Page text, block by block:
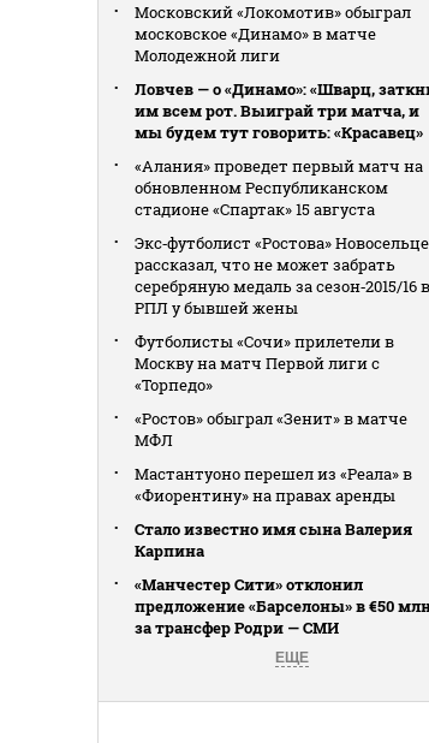
Московский «Локомотив» обыграл
московское «Динамо» в матче
Молодежной лиги
Ловчев — о «Динамо»: «Шварц,
им всем рот. Выиграй три матча, и
мы будем тут говорить: «Красавец»
«Алания» проведет первый матч на
обновленном Республиканском
стадионе «Спартак» 15 августа
Экс‑футболист «Ростова»
рассказал, что не может забрать
серебряную медаль за сезон‑2015/16 в
РПЛ у бывшей жены
Футболисты «Сочи» прилетели в
Москву на матч Первой лиги с
«Торпедо»
«Ростов» обыграл «Зенит» в матче
МФЛ
Мастантуоно перешел из «Реала» в
«Фиорентину» на правах аренды
Стало известно имя сына Валерия
Карпина
«Манчестер Сити» отклонил
предложение «Барселоны» в €50
за трансфер Родри — СМИ
ЕЩЕ